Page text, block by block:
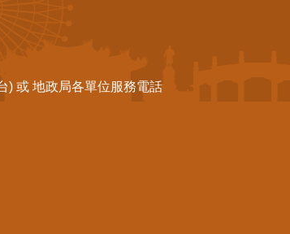
) 或 地政局各單位服務電話